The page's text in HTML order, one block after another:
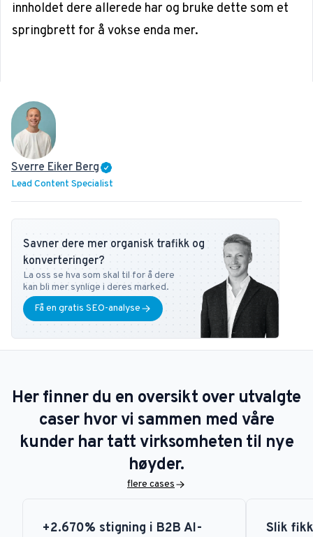
innholdet dere allerede har og bruke dette som et
springbrett for å vokse enda mer.
Sverre Eiker Berg
Lead Content Specialist
Savner dere mer organisk trafikk og
konverteringer?
La oss se hva som skal til for å dere
kan bli mer synlige i deres marked.
Få en gratis SEO-analyse
Her finner du en oversikt over utvalgte
caser hvor vi sammen med våre
kunder har tatt virksomheten til nye
høyder.
flere cases
+2.670% stigning i B2B AI-
Slik